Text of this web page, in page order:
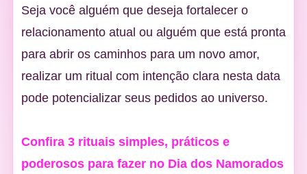
Seja você alguém que deseja fortalecer o
relacionamento atual ou alguém que está pronta
para abrir os caminhos para um novo amor,
realizar um ritual com intenção clara nesta data
pode potencializar seus pedidos ao universo.
Confira 3 rituais simples, práticos e
poderosos para fazer no Dia dos Namorados